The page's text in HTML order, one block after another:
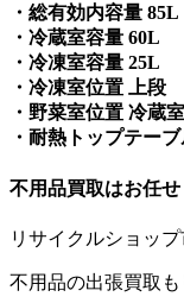
・総有効内容量 85L
・冷蔵室容量 60L
・冷凍室容量 25L
・冷凍室位置 上段
・野菜室位置 冷蔵
・耐熱トップテー
不用品買取はお任せ
リサイクルショッ
不用品の出張買取